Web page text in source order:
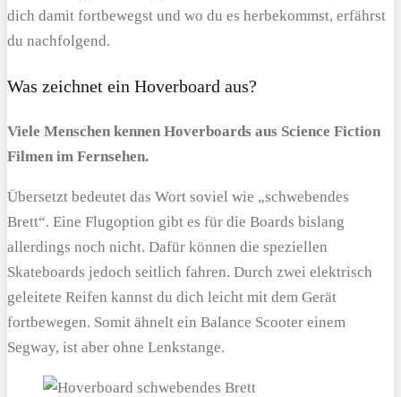
dich damit fortbewegst und wo du es herbekommst, erfährst
du nachfolgend.
Was zeichnet ein Hoverboard aus?
Viele Menschen kennen Hoverboards aus Science Fiction
Filmen im Fernsehen.
Übersetzt bedeutet das Wort soviel wie „schwebendes
Brett“. Eine Flugoption gibt es für die Boards bislang
allerdings noch nicht. Dafür können die speziellen
Skateboards jedoch seitlich fahren. Durch zwei elektrisch
geleitete Reifen kannst du dich leicht mit dem Gerät
fortbewegen. Somit ähnelt ein Balance Scooter einem
Segway, ist aber ohne Lenkstange.